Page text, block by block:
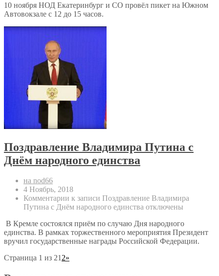
10 ноября НОД Екатеринбург и СО провёл пикет на Южном
Автовокзале с 12 до 15 часов.
Поздравление Владимира Путина с
Днём народного единства
на nod66
4 Ноябрь, 2018
Комментарии к записи Поздравление Владимира
Путина с Днём народного единства отключены
В Кремле состоялся приём по случаю Дня народного
единства. В рамках торжественного мероприятия Президент
вручил государственные награды Российской Федерации.
Страница 1 из 212»